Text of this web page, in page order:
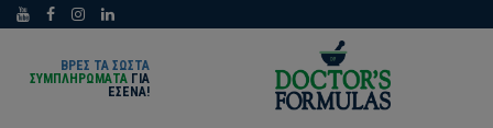
ΒΡΕΣ ΤΑ ΣΩΣΤΑ
ΣΥΜΠΛΗΡΩΜΑΤΑ ΓΙΑ
ΕΣΈΝΑ!